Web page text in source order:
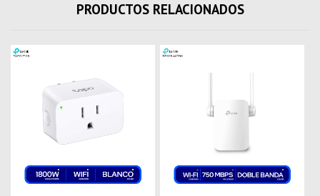
PRODUCTOS RELACIONADOS